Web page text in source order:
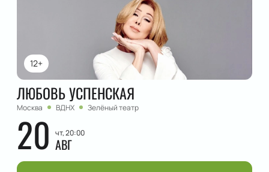
12+
ЛЮБОВЬ УСПЕНСКАЯ
Москва ВДНХ Зелёный театр
20 чт, 20:00
АВГ